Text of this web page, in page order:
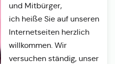
und Mitbürger,
ich heiße Sie auf unseren
Internetseiten herzlich
willkommen. Wir
versuchen ständig, unser